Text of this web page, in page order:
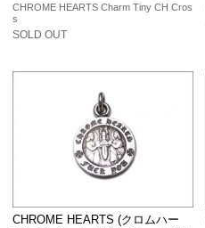
CHROME HEARTS Charm Tiny CH Cros
s
SOLD OUT
CHROME HEARTS (クロムハー